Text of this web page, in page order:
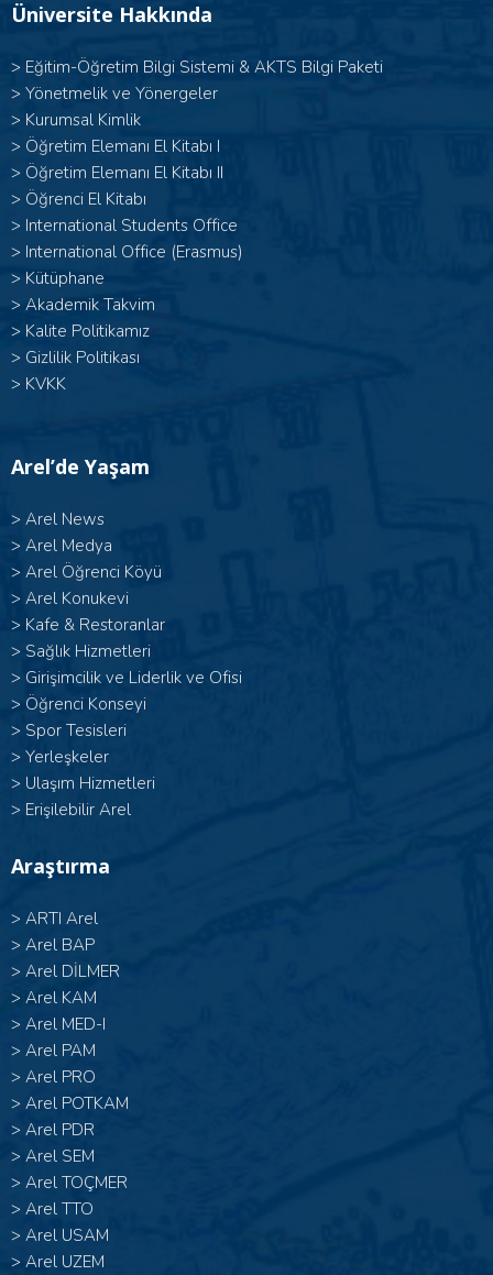
Üniversite Hakkında
> Eğitim-Öğretim Bilgi Sistemi & AKTS Bilgi Paketi
> Yönetmelik ve Yönergeler
> Kurumsal Kimlik
> Öğretim Elemanı El Kitabı I
> Öğretim Elemanı El Kitabı II
> Öğrenci El Kitabı
> International Students Office
> International Office (Erasmus)
> Kütüphane
> Akademik Takvim
> Kalite Politikamız
> Gizlilik Politikası
> KVKK
Arel’de Yaşam
> Arel News
> Arel Medya
> Arel Öğrenci Köyü
> Arel Konukevi
> Kafe & Restoranlar
> Sağlık Hizmetleri
> Girişimcilik ve Liderlik ve Ofisi
> Öğrenci Konseyi
> Spor Tesisleri
> Yerleşkeler
> Ulaşım Hizmetleri
> Erişilebilir Arel
Araştırma
> ARTI Arel
> Arel BAP
> Arel DİLMER
> Arel KAM
> Arel MED-I
> Arel PAM
> Arel PRO
> Arel POTKAM
> Arel PDR
> Arel SEM
> Arel TOÇMER
> Arel TTO
> Arel USAM
> Arel UZEM